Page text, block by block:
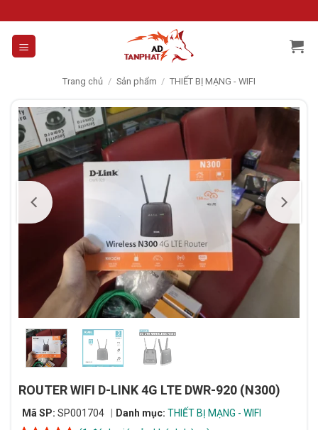
to
content
Trang chủ / Sản phẩm / THIẾT BỊ MẠNG - WIFI
ROUTER WIFI D-LINK 4G LTE DWR-920 (N300)
Mã SP: SP001704 Danh mục: THIẾT BỊ MẠNG - WIFI